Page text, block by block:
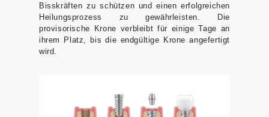
Bisskräften zu schützen und einen erfolgreichen
Heilungsprozess zu gewährleisten. Die
provisorische Krone verbleibt für einige Tage an
ihrem Platz, bis die endgültige Krone angefertigt
wird.